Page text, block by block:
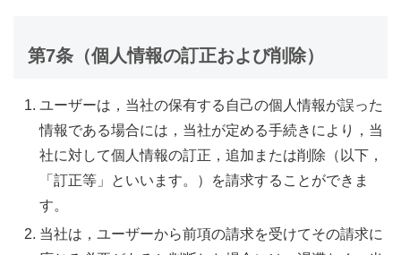
第7条（個人情報の訂正および削除）
ユーザーは，当社の保有する自己の個人情報が誤った
情報である場合には，当社が定める手続きにより，当
社に対して個人情報の訂正，追加または削除（以下，
「訂正等」といいます。）を請求することができま
す。
当社は，ユーザーから前項の請求を受けてその請求に